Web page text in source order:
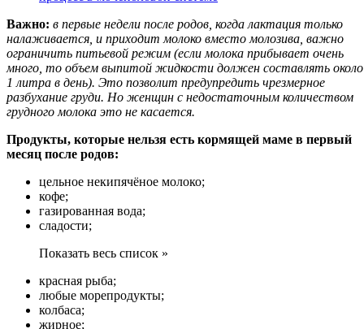
Важно: в первые недели после родов, когда лактация только
налаживается, и приходит молоко вместо молозива, важно
ограничить питьевой режим (если молока прибывает очень
много, то объем выпитой жидкости должен составлять около
1 литра в день). Это позволит предупредить чрезмерное
разбухание груди. Но женщин с недостаточным количеством
грудного молока это не касается.
Продукты, которые нельзя есть кормящей маме в первый
месяц после родов:
цельное некипячёное молоко;
кофе;
газированная вода;
сладости;
Показать весь список »
красная рыба;
любые морепродукты;
колбаса;
жирное;